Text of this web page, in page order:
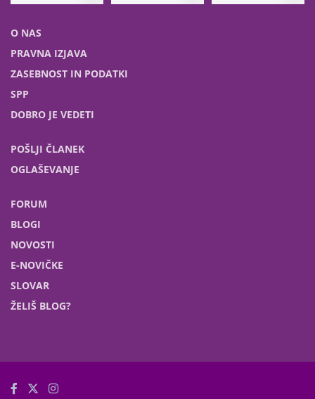
O NAS
PRAVNA IZJAVA
ZASEBNOST IN PODATKI
SPP
DOBRO JE VEDETI
POŠLJI ČLANEK
OGLAŠEVANJE
FORUM
BLOGI
NOVOSTI
E-NOVIČKE
SLOVAR
ŽELIŠ BLOG?